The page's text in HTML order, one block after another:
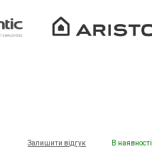
Залишити відгук В наявності